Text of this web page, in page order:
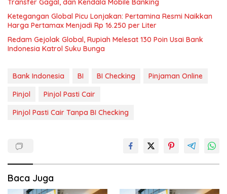
Transfer Gagal, dan Kendala Mobile Banking
Ketegangan Global Picu Lonjakan: Pertamina Resmi Naikkan
Harga Pertamax Menjadi Rp 16.250 per Liter
Redam Gejolak Global, Rupiah Melesat 130 Poin Usai Bank
Indonesia Katrol Suku Bunga
Bank Indonesia BI BI Checking
Pinjaman Online
Pinjol
Pinjol Pasti Cair
Pinjol Pasti Cair Tanpa BI Checking
Baca Juga